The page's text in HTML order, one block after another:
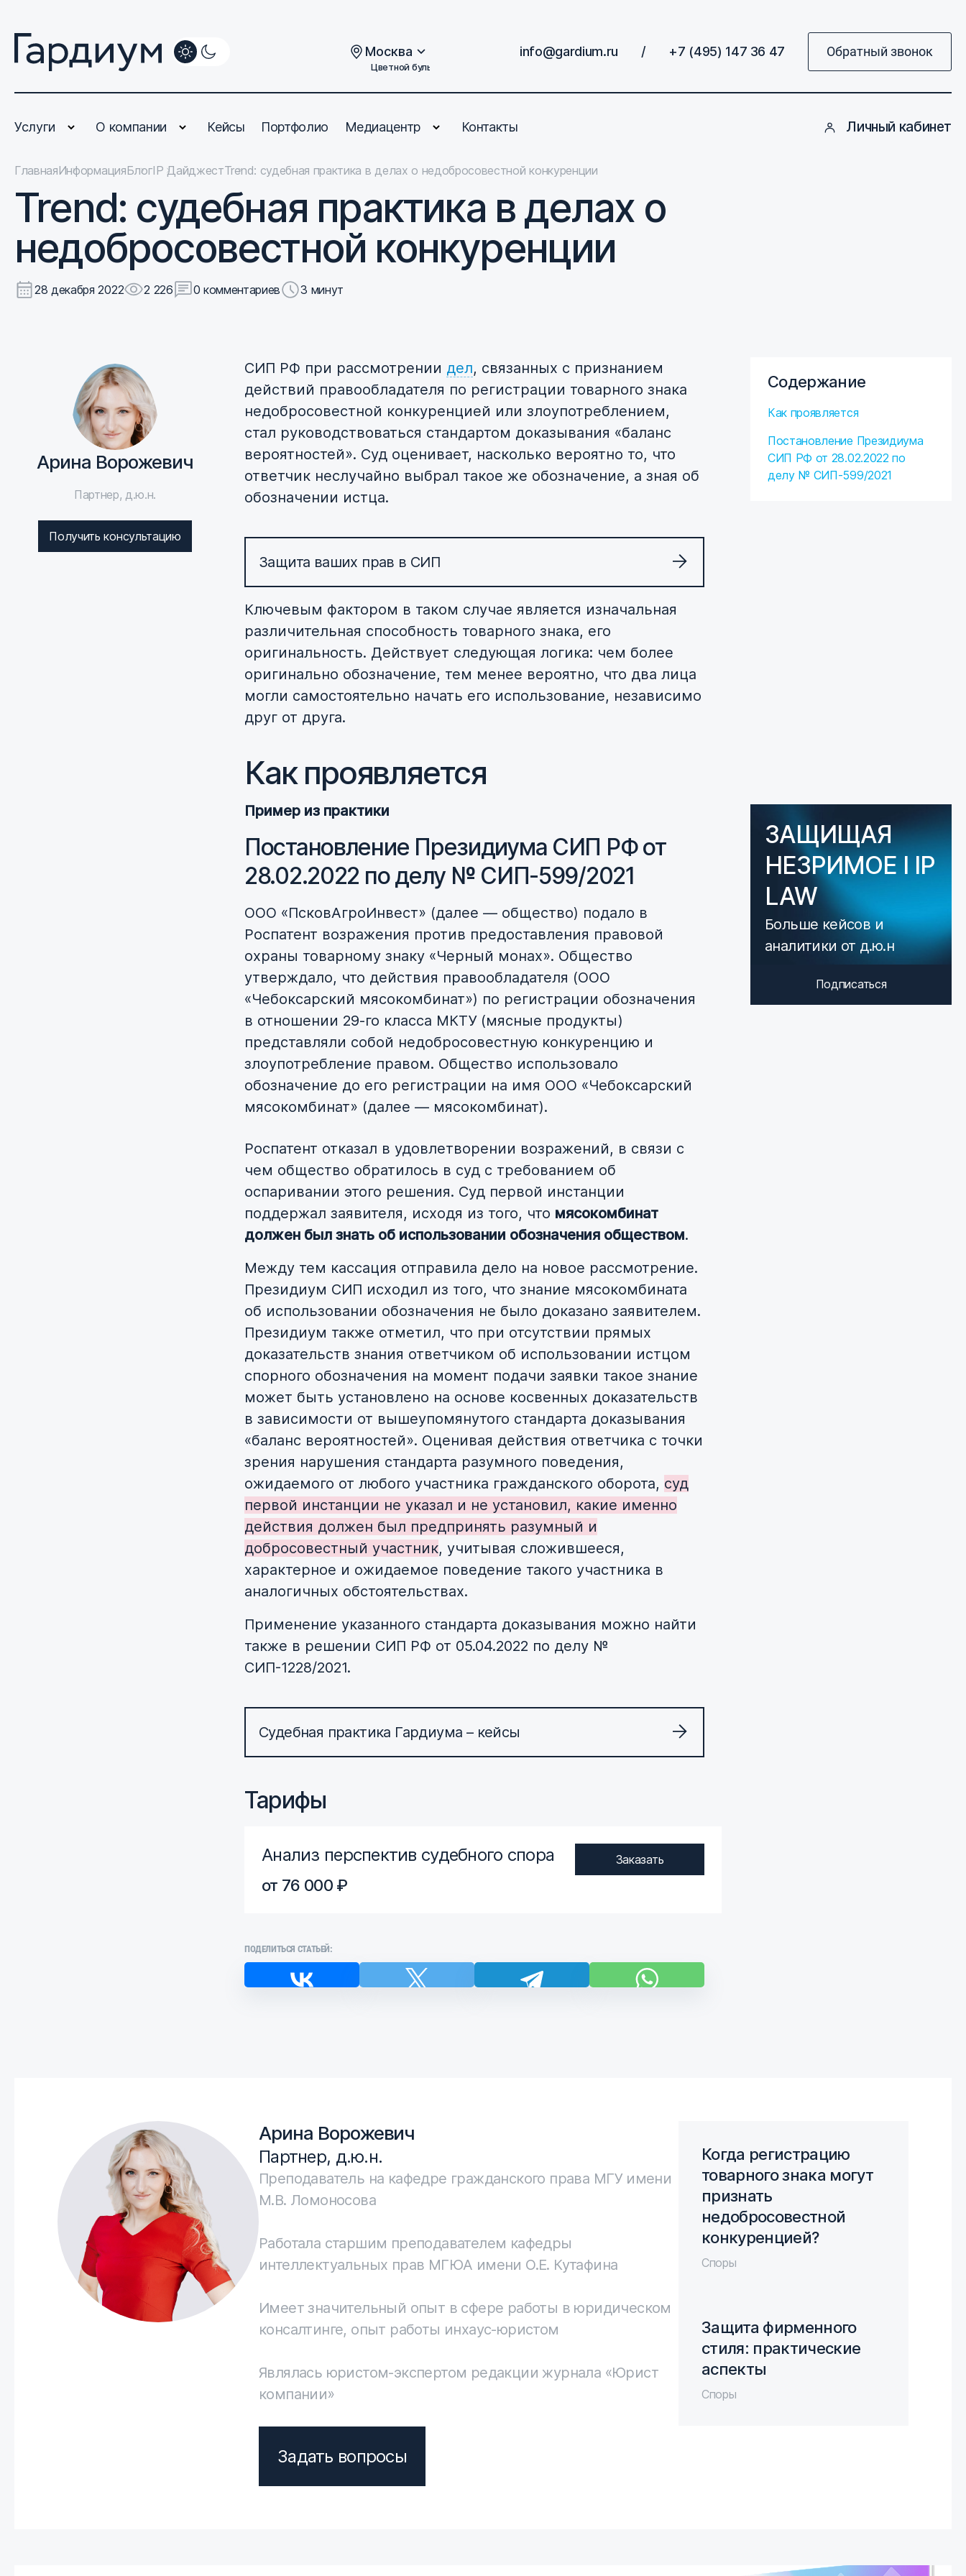
Москва
Цветной бульвар, дом 2
info@gardium.ru / +7 (495) 147 36 47 Обратный звонок
Услуги О компании Кейсы Портфолио Медиацентр Контакты Личный кабинет
ГлавнаяИнформацияБлогIP ДайджестTrend: судебная практика в делах о недобросовестной конкуренции
Trend: судебная практика в делах о
недобросовестной конкуренции
28 декабря 2022 2 226 0 комментариев 3 минут
СИП РФ при рассмотрении дел, связанных с признанием
действий правообладателя по регистрации товарного знака
недобросовестной конкуренцией или злоупотреблением,
стал руководствоваться стандартом доказывания «баланс
вероятностей». Суд оценивает, насколько вероятно то, что
ответчик неслучайно выбрал такое же обозначение, а зная об
обозначении истца.
Защита ваших прав в СИП
Арина Ворожевич
Партнер, д.ю.н.
Получить консультацию
Ключевым фактором в таком случае является изначальная
различительная способность товарного знака, его
оригинальность. Действует следующая логика: чем более
оригинально обозначение, тем менее вероятно, что два лица
могли самостоятельно начать его использование, независимо
друг от друга.
Как проявляется
Пример из практики
Постановление Президиума СИП РФ от
28.02.2022 по делу № СИП-599/2021
ООО «ПсковАгроИнвест» (далее — общество) подало в
Роспатент возражения против предоставления правовой
охраны товарному знаку «Черный монах». Общество
утверждало, что действия правообладателя (ООО
«Чебоксарский мясокомбинат») по регистрации обозначения
в отношении 29-го класса МКТУ (мясные продукты)
представляли собой недобросовестную конкуренцию и
злоупотребление правом. Общество использовало
обозначение до его регистрации на имя ООО «Чебоксарский
мясокомбинат» (далее — мясокомбинат).
Роспатент отказал в удовлетворении возражений, в связи с
чем общество обратилось в суд с требованием об
оспаривании этого решения. Суд первой инстанции
поддержал заявителя, исходя из того, что мясокомбинат
должен был знать об использовании обозначения обществом.
Между тем кассация отправила дело на новое рассмотрение.
Президиум СИП исходил из того, что знание мясокомбината
об использовании обозначения не было доказано заявителем.
Президиум также отметил, что при отсутствии прямых
доказательств знания ответчиком об использовании истцом
спорного обозначения на момент подачи заявки такое знание
может быть установлено на основе косвенных доказательств
в зависимости от вышеупомянутого стандарта доказывания
«баланс вероятностей». Оценивая действия ответчика с точки
зрения нарушения стандарта разумного поведения,
ожидаемого от любого участника гражданского оборота, суд
первой инстанции не указал и не установил, какие именно
действия должен был предпринять разумный и
добросовестный участник, учитывая сложившееся,
характерное и ожидаемое поведение такого участника в
аналогичных обстоятельствах.
Применение указанного стандарта доказывания можно найти
также в решении СИП РФ от 05.04.2022 по делу №
СИП-1228/2021.
Судебная практика Гардиума – кейсы
Тарифы
Анализ перспектив судебного спора
от 76 000 ₽
Заказать
ПОДЕЛИТЬСЯ СТАТЬЕЙ:
Арина Ворожевич
Партнер, д.ю.н.
Преподаватель на кафедре гражданского права МГУ имени
М.В. Ломоносова
Работала старшим преподавателем кафедры
интеллектуальных прав МГЮА имени О.Е. Кутафина
Имеет значительный опыт в сфере работы в юридическом
консалтинге, опыт работы инхаус-юристом
Являлась юристом-экспертом редакции журнала «Юрист
компании»
Задать вопросы
Споры
Когда регистрацию
товарного знака могут
признать
недобросовестной
конкуренцией?
Споры
Защита фирменного
стиля: практические
аспекты
Содержание
Как проявляется
Постановление Президиума
СИП РФ от 28.02.2022 по
делу № СИП-599/2021
ЗАЩИЩАЯ
НЕЗРИМОЕ I IP
LAW
Больше кейсов и
аналитики от д.ю.н
Подписаться